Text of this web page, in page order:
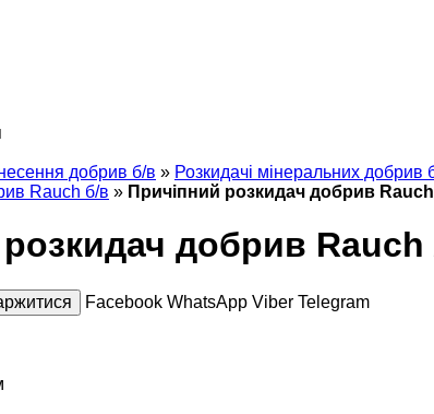
добрив б/в » Розкидачі мінеральних добрив
Rauch б/в » Причіпний розкидач добрив
добрив Rauch
Facebook WhatsApp Viber Telegram